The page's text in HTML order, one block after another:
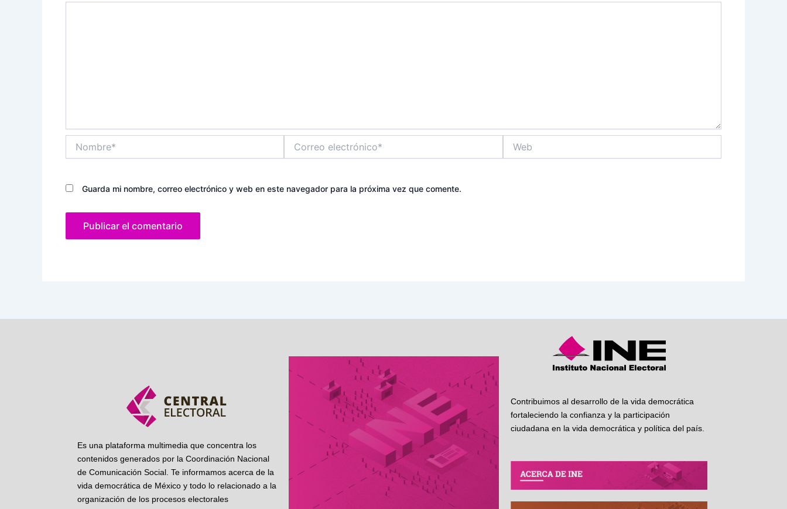
electrónico*
Guarda mi nombre, correo electrónico y web en este navegador para la próxima vez que comente.
Es una plataforma multimedia que concentra los
contenidos generados por la Coordinación Nacional
de Comunicación Social. Te informamos acerca de la
vida democrática de México y todo lo relacionado a la
organización de los procesos electorales
Contribuimos al desarrollo de la vida democrática
fortaleciendo la confianza y la participación
ciudadana en la vida democrática y política del país.